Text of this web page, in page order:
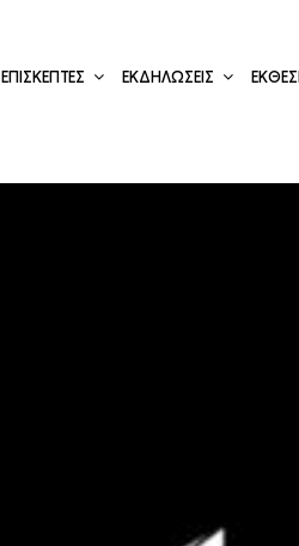
ΕΠΙΣΚΕΠΤΕΣ ΕΚΔΗΛΩΣΕΙΣ